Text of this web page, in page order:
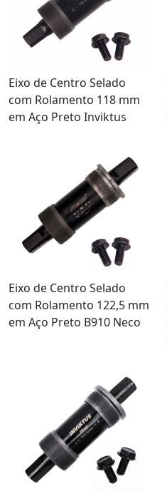
Eixo de Centro Selado
com Rolamento 118 mm
em Aço Preto Inviktus
Eixo de Centro Selado
com Rolamento 122,5 mm
em Aço Preto B910 Neco